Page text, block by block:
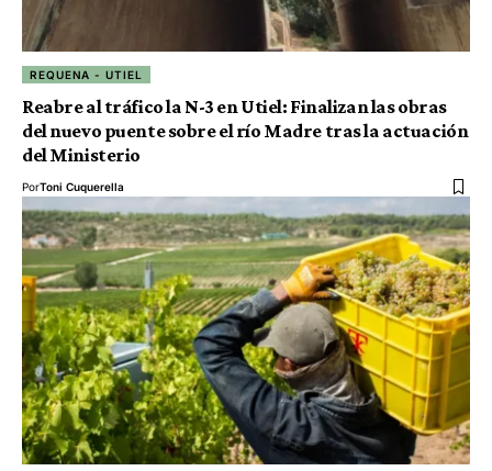
REQUENA - UTIEL
Reabre al tráfico la N-3 en Utiel: Finalizan las obras
del nuevo puente sobre el río Madre tras la actuación
del Ministerio
PorToni Cuquerella